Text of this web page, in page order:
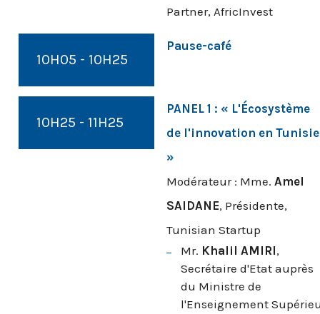
Partner, AfricInvest
10H05 - 10H25
Pause-café
10H25 - 11H25
PANEL 1 : « L'Écosystème
de l'innovation en Tunisie
»
Modérateur : Mme. Amel
SAIDANE, Présidente,
Tunisian Startup
Mr. Khalil AMIRI,
Secrétaire d'Etat auprès
du Ministre de
l'Enseignement